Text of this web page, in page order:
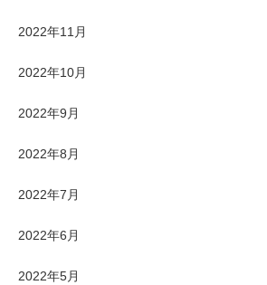
2022年11月
2022年10月
2022年9月
2022年8月
2022年7月
2022年6月
2022年5月